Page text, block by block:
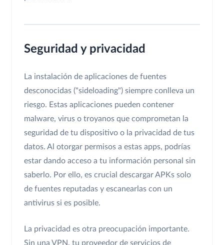
Seguridad y privacidad
La instalación de aplicaciones de fuentes
desconocidas ("sideloading") siempre conlleva un
riesgo. Estas aplicaciones pueden contener
malware, virus o troyanos que comprometan la
seguridad de tu dispositivo o la privacidad de tus
datos. Al otorgar permisos a estas apps, podrías
estar dando acceso a tu información personal sin
saberlo. Por ello, es crucial descargar APKs solo
de fuentes reputadas y escanearlas con un
antivirus si es posible.
La privacidad es otra preocupación importante.
Sin una VPN, tu proveedor de servicios de